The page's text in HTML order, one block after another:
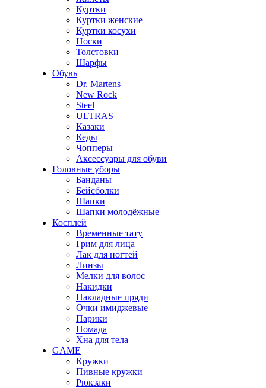
Куртки
Куртки женские
Куртки косухи
Носки
Толстовки
Шарфы
Обувь
Dr. Martens
New Rock
Steel
ULTRAS
Казаки
Кеды
Чопперы
Аксессуары для обуви
Головные уборы
Банданы
Бейсболки
Шапки
Шапки молодёжные
Косплей
Временные тату
Грим для лица
Лак для ногтей
Линзы
Мелки для волос
Накидки
Накладные пряди
Очки имиджевые
Парики
Помада
Хна для тела
GAME
Кружки
Пивные кружки
Рюкзаки